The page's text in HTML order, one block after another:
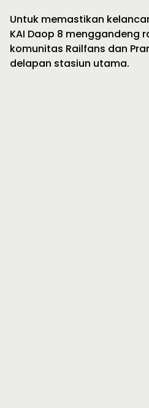
Untuk memastikan
KAI Daop 8 menggandeng
komunitas Railfans dan
delapan stasiun utama.